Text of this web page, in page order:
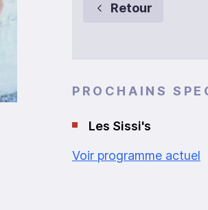
Retour
PROCHAINS
Les Sissi's
Voir programme actuel